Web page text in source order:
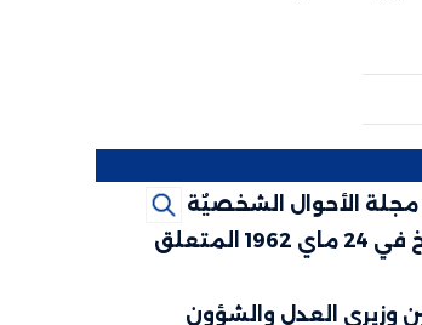
مجلة الأحوال الشخصيٌة
القانون عدد 2 المؤرّخ في 24 ماي 1962 المتعلق
وزيري العدل والشؤون